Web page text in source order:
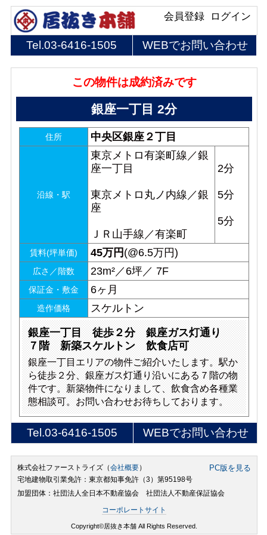
ログイン
会員登録
Tel.03-6416-1505 WEBでお問い合わせ
この物件は成約済みです
銀座一丁目 2分
住所 中央区銀座２丁目
沿線・駅
東京メトロ有楽町線／銀
座一丁目
東京メトロ丸ノ内線／銀
座
ＪＲ山手線／有楽町
2分
5分
5分
賃料(坪単価) 45万円 (@6.5万円)
広さ／階数 23m²／6坪／ 7F
保証金・敷金 6ヶ月
造作価格 スケルトン
銀座一丁目 徒歩２分 銀座ガス灯通り
７階 新築スケルトン 飲食店可
銀座一丁目エリアの物件ご紹介いたします。駅か
ら徒歩２分、銀座ガス灯通り沿いにある７階の物
件です。新築物件になりまして、飲食含め各種業
態相談可。お問い合わせお待ちしております。
Tel.03-6416-1505 WEBでお問い合わせ
株式会社ファーストライズ（会社概要） PC版を見る
宅地建物取引業免許：東京都知事免許（3）第95198号
加盟団体：社団法人全日本不動産協会 社団法人不動産保証協会
コーポレートサイト
Copyright©居抜き本舗 All Rights Reserved.